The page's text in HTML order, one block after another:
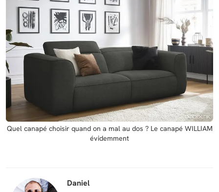
Quel canapé choisir quand on a mal au dos ? Le canapé WILLIAM
évidemment
Daniel